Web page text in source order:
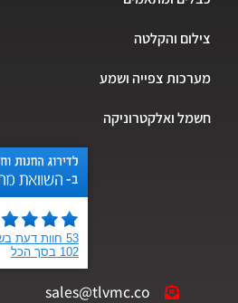
צילום והקלטה
מערכות צפייה ושמע
חשמל ואלקטרוניקה
sales@tlvmc.co